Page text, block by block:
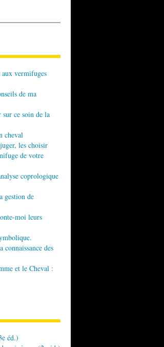
aux vermifuges
de ma
ce soin de la
cheval
les choisir
de votre
coprologique
gestion de
moi leurs
des
et le Cheval :
éd.)